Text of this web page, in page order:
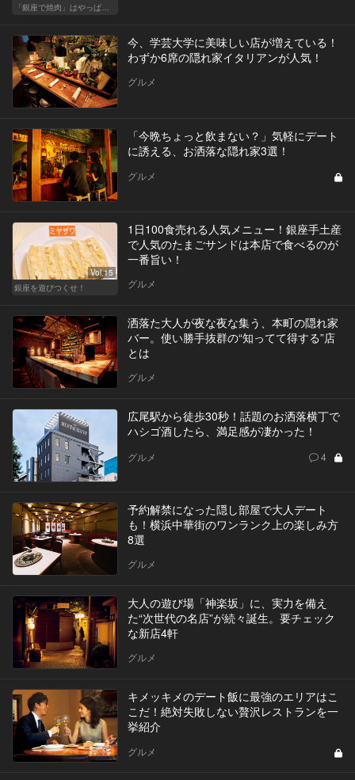
「銀座で焼肉」はやっぱりテンションが上がります！
今、学芸大学に美味しい店が増えている！
わずか6席の隠れ家イタリアンが人気！
グルメ
「今晩ちょっと飲まない？」気軽にデート
に誘える、お洒落な隠れ家3選！
グルメ
Vol.15
銀座を遊びつくせ！
1日100食売れる人気メニュー！銀座手土産
で人気のたまごサンドは本店で食べるのが
一番旨い！
グルメ
洒落た大人が夜な夜な集う、本町の隠れ家
バー。使い勝手抜群の“知ってて得する”店
とは
グルメ
広尾駅から徒歩30秒！話題のお洒落横丁で
ハシゴ酒したら、満足感が凄かった！
グルメ 4
予約解禁になった隠し部屋で大人デート
も！横浜中華街のワンランク上の楽しみ方
8選
グルメ
大人の遊び場「神楽坂」に、実力を備え
た“次世代の名店”が続々誕生。要チェック
な新店4軒
グルメ
キメッキメのデート飯に最強のエリアはこ
こだ！絶対失敗しない贅沢レストランを一
挙紹介
グルメ